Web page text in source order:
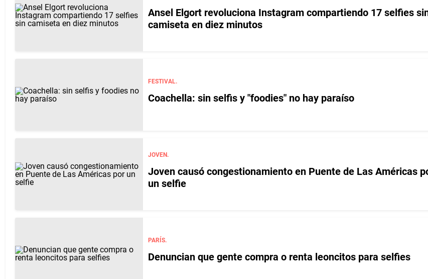
Ansel Elgort revoluciona Instagram compartiendo 17 selfies
camiseta en diez minutos
FESTIVAL.
Coachella: sin selfis y "foodies" no hay paraíso
JOVEN.
Joven causó congestionamiento en Puente de Las Américas
un selfie
PARÍS.
Denuncian que gente compra o renta leoncitos para selfies